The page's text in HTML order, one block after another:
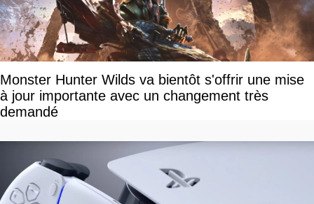
Monster Hunter Wilds va bientôt s'offrir une mise
à jour importante avec un changement très
demandé